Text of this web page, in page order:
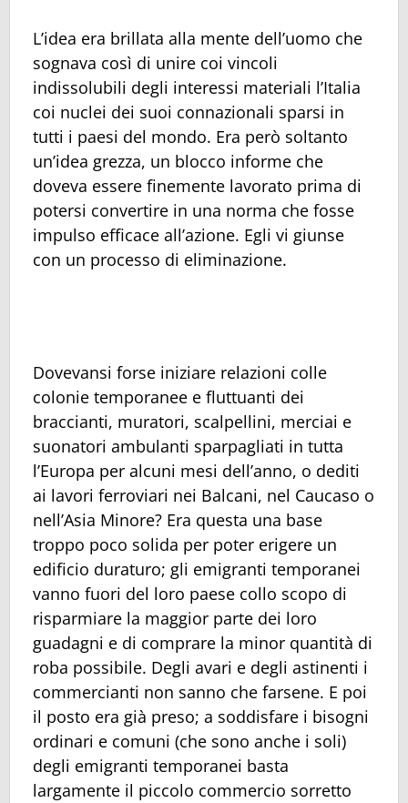
L’idea era brillata alla mente dell’uomo che
sognava così di unire coi vincoli
indissolubili degli interessi materiali l’Italia
coi nuclei dei suoi connazionali sparsi in
tutti i paesi del mondo. Era però soltanto
un’idea grezza, un blocco informe che
doveva essere finemente lavorato prima di
potersi convertire in una norma che fosse
impulso efficace all’azione. Egli vi giunse
con un processo di eliminazione.
Dovevansi forse iniziare relazioni colle
colonie temporanee e fluttuanti dei
braccianti, muratori, scalpellini, merciai e
suonatori ambulanti sparpagliati in tutta
l’Europa per alcuni mesi dell’anno, o dediti
ai lavori ferroviari nei Balcani, nel Caucaso o
nell’Asia Minore? Era questa una base
troppo poco solida per poter erigere un
edificio duraturo; gli emigranti temporanei
vanno fuori del loro paese collo scopo di
risparmiare la maggior parte dei loro
guadagni e di comprare la minor quantità di
roba possibile. Degli avari e degli astinenti i
commercianti non sanno che farsene. E poi
il posto era già preso; a soddisfare i bisogni
ordinari e comuni (che sono anche i soli)
degli emigranti temporanei basta
largamente il piccolo commercio sorretto